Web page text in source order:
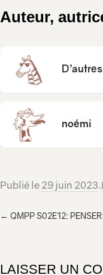
Auteur,
noémi
Publié le 29 juin 2023.
← QMPP S02E12: PENSER
LAISSER UN